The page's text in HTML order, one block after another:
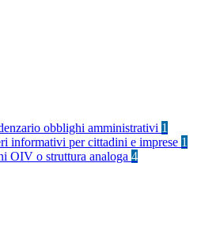
obblighi amministrativi 1
informativi per cittadini e imprese 1
OIV o struttura analoga 4